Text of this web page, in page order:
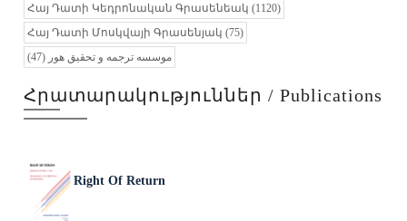
Հայ Դատի Կեդրոնական Գրասենեակ (1120)
Հայ Դատի Մոսկվայի Գրասենյակ (75)
موسسه ترجمه و تحقیق هور (47)
Հրատարակություններ / Publications
Right Of Return